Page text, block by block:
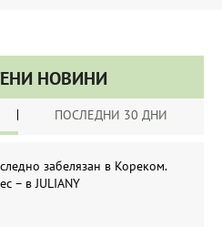
НОВИНИ
ПОСЛЕДНИ 30 ДНИ
забелязан в Кореком.
– в JULIANY